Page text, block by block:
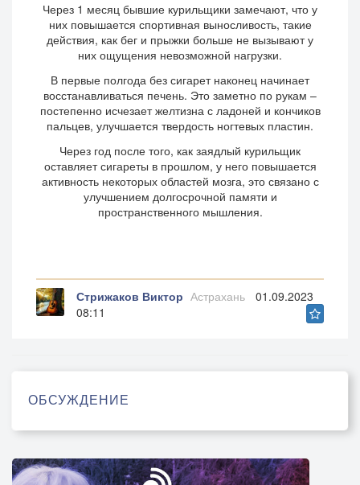
Через 1 месяц бывшие курильщики замечают, что у
них повышается спортивная выносливость, такие
действия, как бег и прыжки больше не вызывают у
них ощущения невозможной нагрузки.
В первые полгода без сигарет наконец начинает
восстанавливаться печень. Это заметно по рукам –
постепенно исчезает желтизна с ладоней и кончиков
пальцев, улучшается твердость ногтевых пластин.
Через год после того, как заядлый курильщик
оставляет сигареты в прошлом, у него повышается
активность некоторых областей мозга, это связано с
улучшением долгосрочной памяти и
пространственного мышления.
Стрижаков Виктор Астрахань
01.09.2023
08:11
ОБСУЖДЕНИЕ